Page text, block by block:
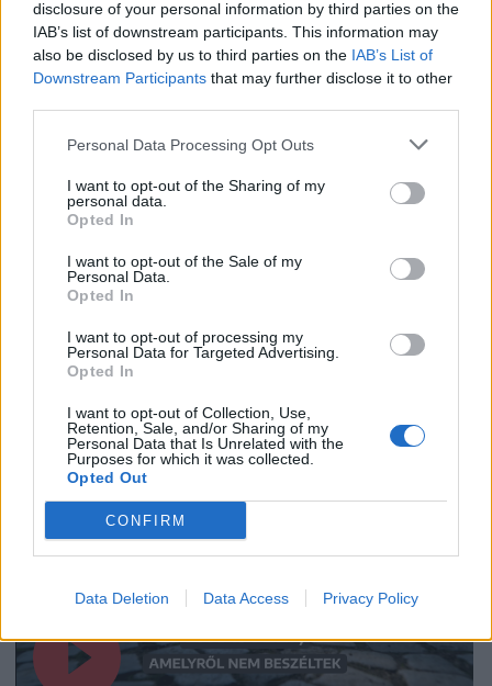
disclosure of your personal information by third parties on the
IAB’s list of downstream participants. This information may
also be disclosed by us to third parties on the IAB’s List of
Downstream Participants that may further disclose it to other
Personal Data Processing Opt Outs
I want to opt-out of the Sharing of my
personal data.
Opted In
I want to opt-out of the Sale of my
Personal Data.
Opted In
I want to opt-out of processing my
Personal Data for Targeted Advertising.
Opted In
I want to opt-out of Collection, Use,
Retention, Sale, and/or Sharing of my
Personal Data that Is Unrelated with the
Purposes for which it was collected.
Opted Out
CONFIRM
Data Deletion Data Access Privacy Policy
2026. július 17., 17:03
Új fejezet kezdődik a gernyeszegi
Teleki-kastély történetében